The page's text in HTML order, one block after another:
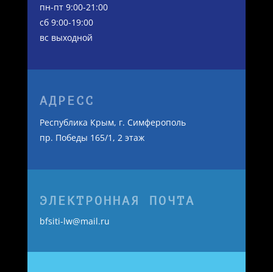
пн-пт 9:00-21:00
сб 9:00-19:00
вс выходной
АДРЕСС
Республика Крым, г. Симферополь
пр. Победы 165/1, 2 этаж
ЭЛЕКТРОННАЯ ПОЧТА
bfsiti-lw@mail.ru